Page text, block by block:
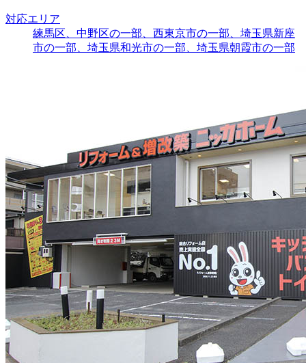
対応エリア
練馬区、中野区の一部、西東京市の一部、埼玉県新座
市の一部、埼玉県和光市の一部、埼玉県朝霞市の一部